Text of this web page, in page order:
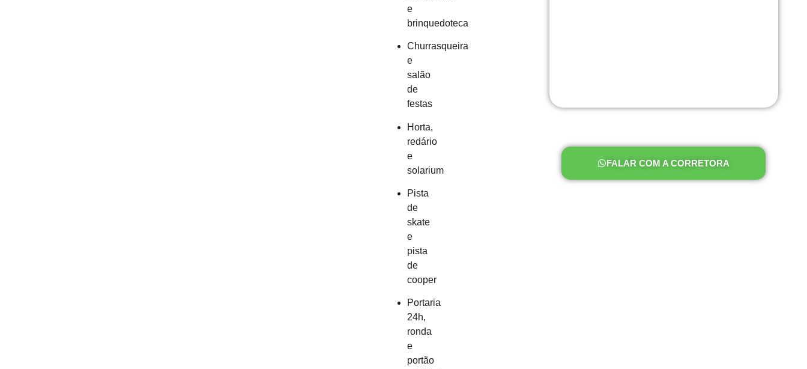
e
brinquedoteca
Churrasqueira
e
salão
de
festas
Horta,
redário
e
solarium
Pista
de
skate
e
pista
de
cooper
Portaria
24h,
ronda
e
portão
FALAR COM A CORRETORA